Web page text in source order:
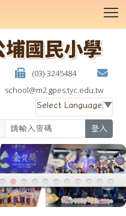
(03)-3245484
school@m2.gpes.tyc.edu.tw
Select Language ▼
登入